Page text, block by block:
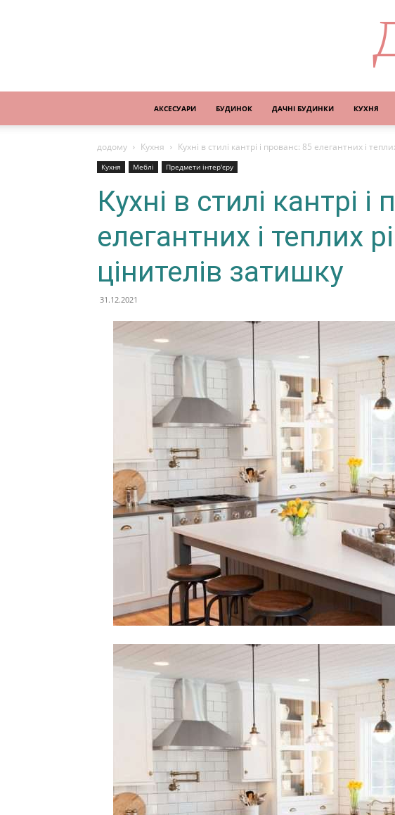
АКСЕСУАРИ БУДИНОК ДАЧНІ БУДИНКИ КУХНЯ
додому Кухня Кухні в стилі кантрі і прованс: 85 елегантних і
Кухня Меблі Предмети інтер'єру
Кухні в стилі кантрі
елегантних і теплих
цінителів затишку
31.12.2021